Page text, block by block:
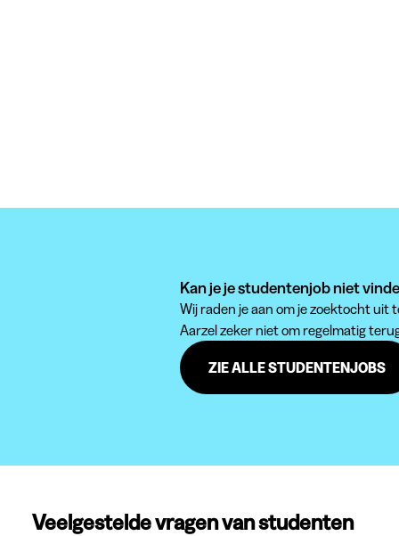
Kan je je studentenjob niet
Wij raden je aan om je zoektocht uit
Aarzel zeker niet om regelmatig
ZIE ALLE STUDENTENJOBS
Veelgestelde vragen van studenten